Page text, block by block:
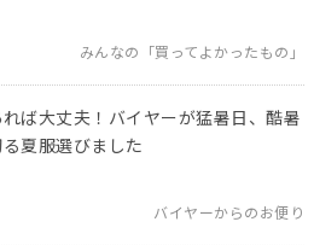
みんなの「買ってよかったもの」
ば大丈夫！バイヤーが猛暑日、酷暑
夏服選びました
バイヤーからのお便り